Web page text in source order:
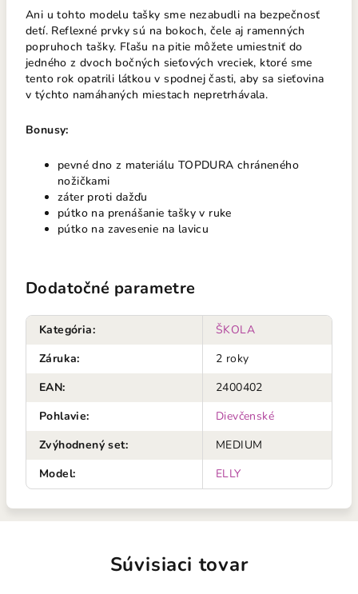
Ani u tohto modelu tašky sme nezabudli na bezpečnosť
detí. Reflexné prvky sú na bokoch, čele aj ramenných
popruhoch tašky. Fľašu na pitie môžete umiestniť do
jedného z dvoch bočných sieťových vreciek, ktoré sme
tento rok opatrili látkou v spodnej časti, aby sa sieťovina
v týchto namáhaných miestach nepretrhávala.
Bonusy:
pevné dno z materiálu TOPDURA chráneného
nožičkami
záter proti dažďu
pútko na prenášanie tašky v ruke
pútko na zavesenie na lavicu
Dodatočné parametre
Kategória:
ŠKOLA
Záruka:
2 roky
EAN:
2400402
Pohlavie:
Dievčenské
Zvýhodnený set:
MEDIUM
Model: ELLY
Súvisiaci tovar